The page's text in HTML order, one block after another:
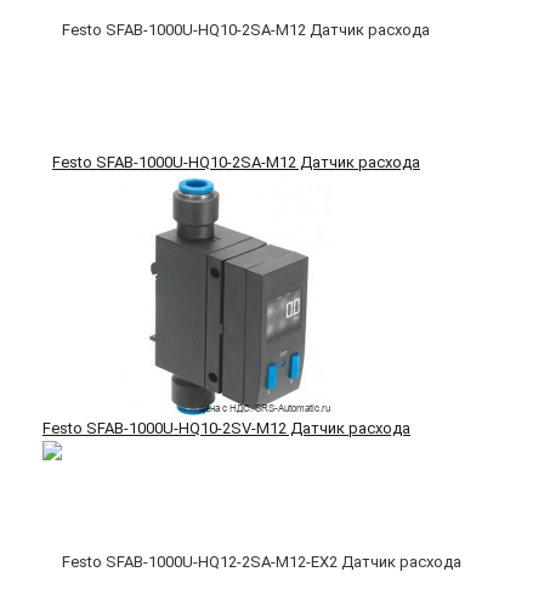
Festo SFAB-1000U-HQ10-2SA-M12 Датчик расхода
Festo SFAB-1000U-HQ10-2SV-M12 Датчик расхода